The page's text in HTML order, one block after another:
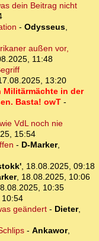
dein Beitrag nicht
- Odysseus,
außen vor,
11:48
13:20
Militärmächte in der
Basta! owT -
VdL noch nie
15:54
- D-Marker,
, 18.08.2025, 09:18
, 18.08.2025, 10:06
10:35
10:54
geändert- Dieter,
- Ankawor,